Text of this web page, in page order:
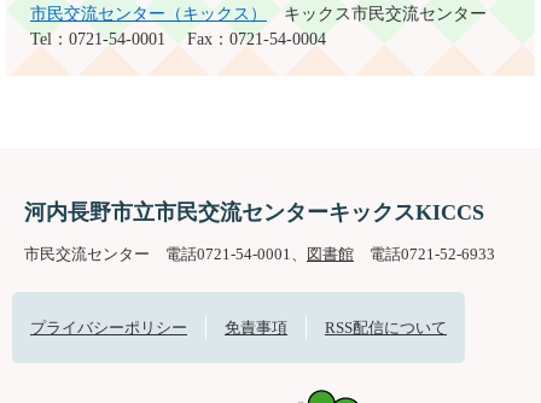
市民交流センター（キックス）
キックス市民交流センター
Tel：0721-54-0001
Fax：0721-54-0004
河内長野市立市民交流センターキックスKICCS
市民交流センター 電話0721-54-0001、 図書館 電話0721-52-6933
プライバシーポリシー 免責事項 RSS配信について